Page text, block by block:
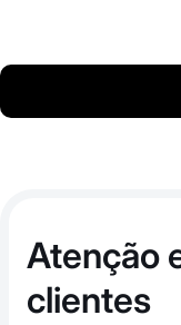
Atenção
clientes